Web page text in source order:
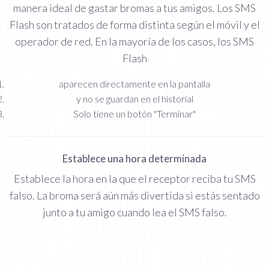
manera ideal de gastar bromas a tus amigos. Los SMS
Flash son tratados de forma distinta según el móvil y el
operador de red. En la mayoría de los casos, los SMS
Flash
aparecen directamente en la pantalla
y no se guardan en el historial
Solo tiene un botón "Terminar"
Establece una hora determinada
Establece la hora en la que el receptor reciba tu SMS
falso. La broma será aún más divertida si estás sentado
junto a tu amigo cuando lea el SMS falso.